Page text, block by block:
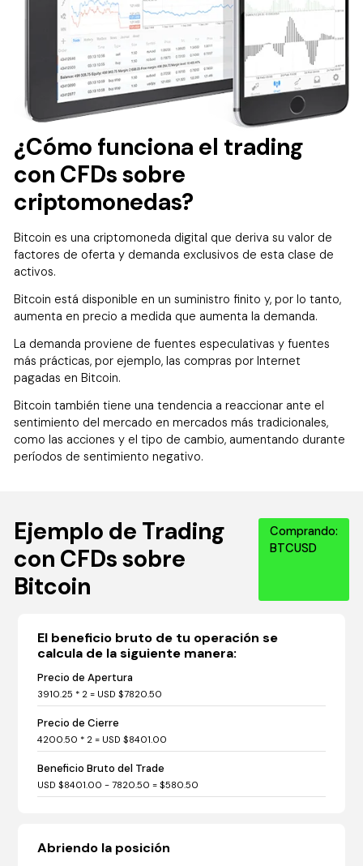
¿Cómo funciona el trading
con CFDs sobre
criptomonedas?
Bitcoin es una criptomoneda digital que deriva su valor de
factores de oferta y demanda exclusivos de esta clase de
activos.
Bitcoin está disponible en un suministro finito y, por lo tanto,
aumenta en precio a medida que aumenta la demanda.
La demanda proviene de fuentes especulativas y fuentes
más prácticas, por ejemplo, las compras por Internet
pagadas en Bitcoin.
Bitcoin también tiene una tendencia a reaccionar ante el
sentimiento del mercado en mercados más tradicionales,
como las acciones y el tipo de cambio, aumentando durante
períodos de sentimiento negativo.
Ejemplo de Trading
con CFDs sobre
Bitcoin
Comprando:
BTCUSD
El beneficio bruto de tu operación se
calcula de la siguiente manera:
Precio de Apertura
3910.25 * 2 = USD $7820.50
Precio de Cierre
4200.50 * 2 = USD $8401.00
Beneficio Bruto del Trade
USD $8401.00 - 7820.50 = $580.50
Abriendo la posición